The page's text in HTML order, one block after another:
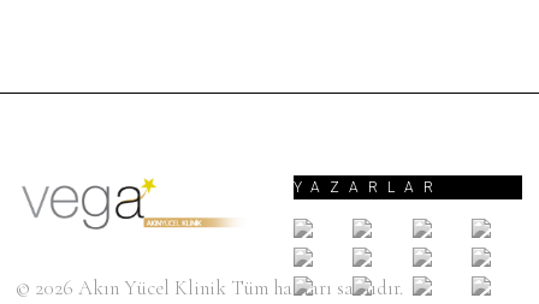
© 2026Akın Yücel Klinik Tüm hakları saklıdır.
YAZARLAR